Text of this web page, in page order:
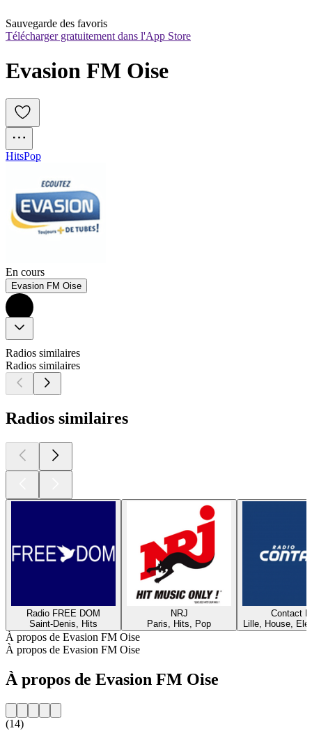
Sauvegarde des favoris
Télécharger gratuitement dans l'App Store
Evasion FM Oise
HitsPop
En cours
Evasion FM Oise
Radios similaires
Radios similaires
Radios similaires
Radio FREE DOM
Saint-Denis, Hits
NRJ
Paris, Hits, Pop
Contact
Lille, House,
À propos de Evasion FM Oise
À propos de Evasion FM Oise
À propos de Evasion FM Oise
(14)